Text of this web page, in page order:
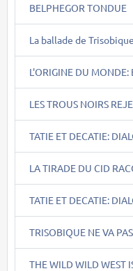
BELPHEGOR TONDUE
La ballade de
L'ORIGINE DU MONDE:
LES TROUS NOIRS
TATIE ET DECATIE:
LA TIRADE DU CID
TATIE ET DECATIE:
TRISOBIQUE NE VA
THE WILD WILD WEST